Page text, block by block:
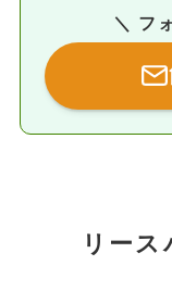
＼ フ
リー